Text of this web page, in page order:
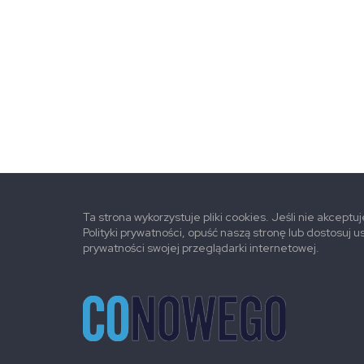
Ta strona wykorzystuje pliki cookies. Jeśli nie
Polityki prywatności, opuść naszą stronę lub dostosuj
prywatności swojej przeglądarki internetowej.